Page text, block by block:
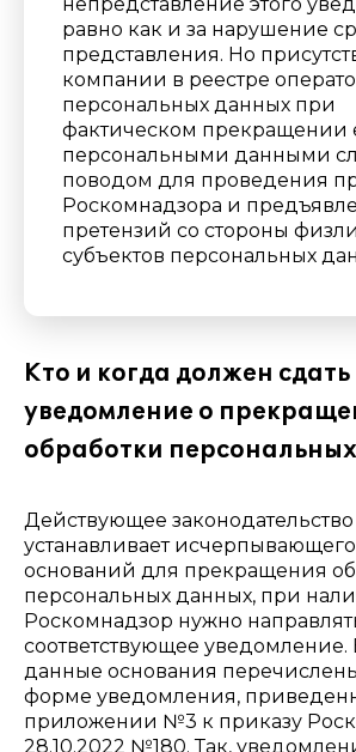
равно как и за нарушение
представления. Но
компании в реестре
персональных данных при
фактическом прекращении
персональными данными
поводом для проведения
Роскомнадзора и
претензий со стороны
субъектов персональных
Кто и когда должен сдать
уведомление о
обработки
Действующее
устанавливает
оснований для прекращения
персональных данных, при
Роскомнадзор нужно
соответствующее уведомление.
данные основания
форме уведомления,
приложении №3 к приказу
28.10.2022 №180. Так,